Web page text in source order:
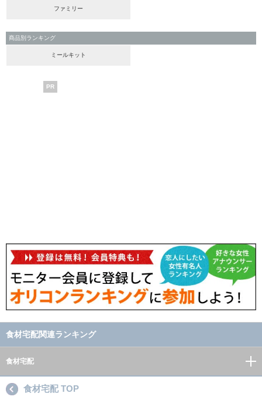
ファミリー
商品別ランキング
ミールキット
PR
食材宅配関連ランキング
食材宅配
食材宅配 TOP